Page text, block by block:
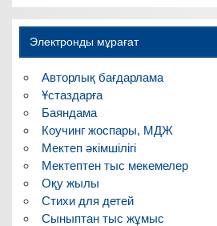
Электронды мұрағат
Авторлық бағдарлама
Ұстаздарға
Баяндама
Коучинг жоспары, МДЖ
Мектеп әкімшілігі
Мектептен тыс мекемелер
Оқу жылы
Стихи для детей
Сыныптан тыс жұмыс